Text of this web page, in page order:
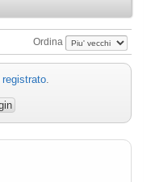
Ordina
registrato.